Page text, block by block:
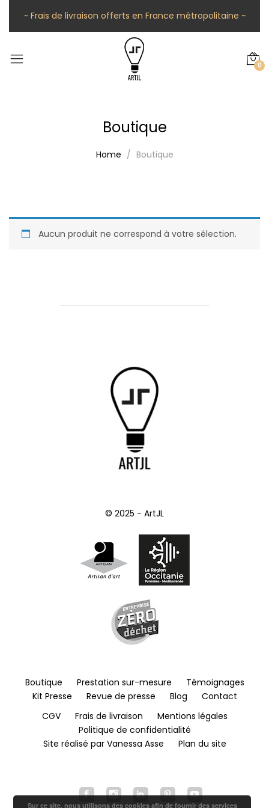
~ Frais de livraison offerts en France métropolitaine ~
0
Boutique
Home Boutique
Aucun produit ne correspond à votre sélection.
© 2025 - ArtJL
Boutique Prestation sur-mesure
Témoignages
Kit Presse
Revue de presse Blog
Contact
CGV
Frais de livraison
Mentions légales
Politique de confidentialité
Site réalisé par Vanessa Asse
Plan du site
Sur ce site, nous utilisons des cookies afin de fournir des services